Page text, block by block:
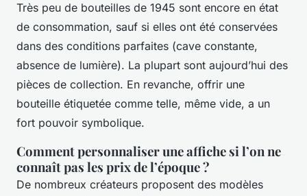
Très peu de bouteilles de 1945 sont encore en état
de consommation, sauf si elles ont été conservées
dans des conditions parfaites (cave constante,
absence de lumière). La plupart sont aujourd’hui des
pièces de collection. En revanche, offrir une
bouteille étiquetée comme telle, même vide, a un
fort pouvoir symbolique.
Comment personnaliser une affiche si l’on ne
connaît pas les prix de l’époque ?
De nombreux créateurs proposent des modèles